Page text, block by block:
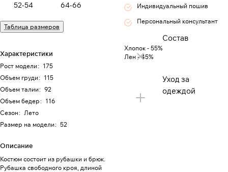
52-54 64-66
Таблица размеров
Характеристики
Рост модели: 175
Объем груди: 115
Объем талии: 92
Объем бедер: 116
Сезон: Лето
Размер на модели: 52
Описание
Костюм состоит из рубашки и брюк.
Рубашка свободного кроя, длиной
Индивидуальный пошив
Персональный консультант
Состав
Хлопок - 55%
Лен - 45%
Уход за
одеждой